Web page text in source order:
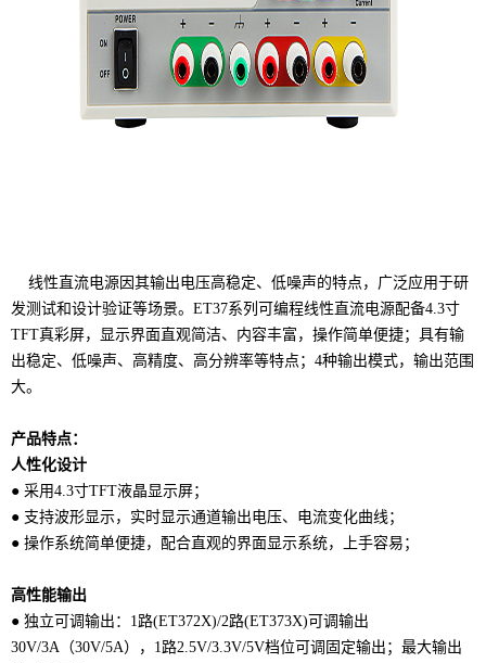
线性直流电源因其输出电压高稳定、低噪声的特点，广泛应用于研
发测试和设计验证等场景。ET37系列可编程线性直流电源配备4.3寸
TFT真彩屏，显示界面直观简洁、内容丰富，操作简单便捷；具有输
出稳定、低噪声、高精度、高分辨率等特点；4种输出模式，输出范围
大。
产品特点：
人性化设计
● 采用4.3寸TFT液晶显示屏；
● 支持波形显示，实时显示通道输出电压、电流变化曲线；
● 操作系统简单便捷，配合直观的界面显示系统，上手容易；
高性能输出
● 独立可调输出：1路(ET372X)/2路(ET373X)可调输出
30V/3A（30V/5A），1路2.5V/3.3V/5V档位可调固定输出；最大输出